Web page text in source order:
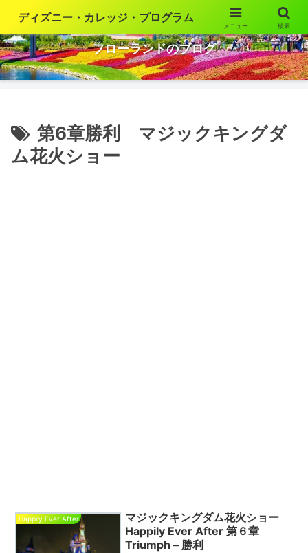
ウォルト・ディズニー・ワールドの魅力を語ります
フローランドのブログ
第6章勝利 マジックキングダ
ム花火ショー
Happily Ever After
マジックキングダム花火ショー
Happily Ever After 第６章
Triumph – 勝利
ディズニー・カレッジ・プログラム
メニュー 検索